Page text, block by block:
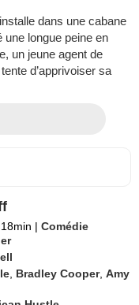
dans une cabane
longue peine en
un jeune agent de
d’apprivoiser sa
| Comédie
Bradley Cooper,Amy